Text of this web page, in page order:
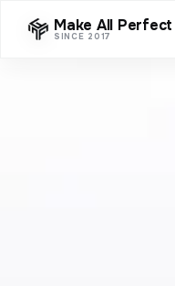
Make All Perfect
SINCE 2017